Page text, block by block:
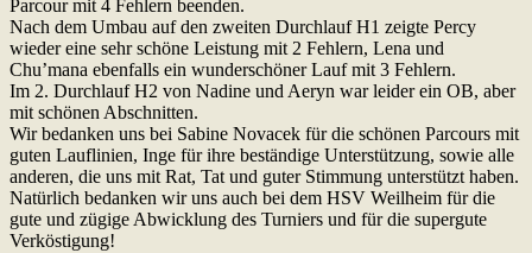
Parcour mit 4 Fehlern beenden.
Nach dem Umbau auf den zweiten Durchlauf H1 zeigte Percy
wieder eine sehr schöne Leistung mit 2 Fehlern, Lena und
Chu’mana ebenfalls ein wunderschöner Lauf mit 3 Fehlern.
Im 2. Durchlauf H2 von Nadine und Aeryn war leider ein OB, aber
mit schönen Abschnitten.
Wir bedanken uns bei Sabine Novacek für die schönen Parcours mit
guten Lauflinien, Inge für ihre beständige Unterstützung, sowie alle
anderen, die uns mit Rat, Tat und guter Stimmung unterstützt haben.
Natürlich bedanken wir uns auch bei dem HSV Weilheim für die
gute und zügige Abwicklung des Turniers und für die supergute
Verköstigung!